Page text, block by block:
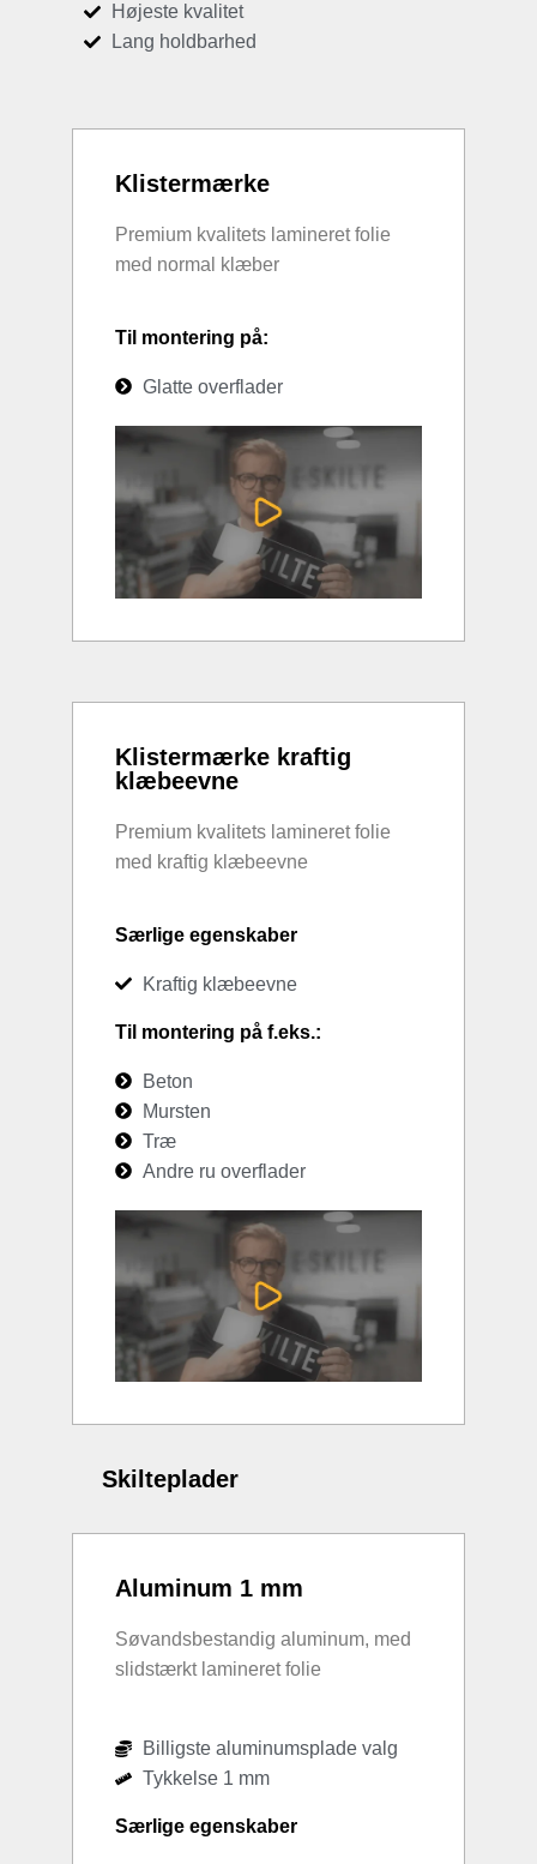
Højeste kvalitet
Lang holdbarhed
Klistermærke
Premium kvalitets lamineret folie
med normal klæber
Til montering på:
Glatte overflader
Klistermærke kraftig
klæbeevne
Premium kvalitets lamineret folie
med kraftig klæbeevne
Særlige egenskaber
Kraftig klæbeevne
Til montering på f.eks.:
Beton
Mursten
Træ
Andre ru overflader
Skilteplader
Aluminum 1 mm
Søvandsbestandig aluminum, med
slidstærkt lamineret folie
Billigste aluminumsplade valg
Tykkelse 1 mm
Særlige egenskaber